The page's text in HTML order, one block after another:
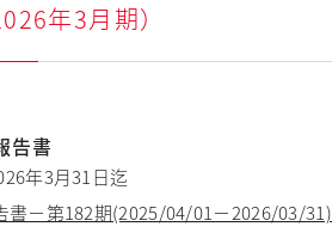
年3月期）
告書
年3月31日迄
書－第182期(2025/04/01－2026/03/31)